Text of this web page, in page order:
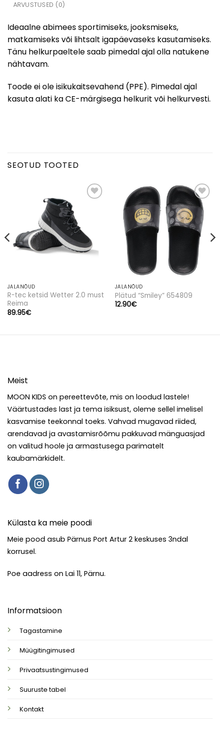
ARVUSTUSED (0)
Ideaalne abimees sportimiseks, jooksmiseks,
matkamiseks või lihtsalt igapäevaseks kasutamiseks.
Tänu helkurpaeltele saab pimedal ajal olla natukene
nähtavam.
Toode ei ole isikukaitsevahend (PPE). Pimedal ajal
kasuta alati ka CE-märgisega helkurit või helkurvesti.
SEOTUD TOOTED
soovinimekirja
JALANÕUD
R-tec ketsid Wetter 2.0 must
Reima
89.95€
Lisa
soovinimekirja
JALANÕUD
Plätud “Smiley” 654809
12.90€
Meist
MOON KIDS on pereettevõte, mis on loodud lastele!
Väärtustades last ja tema isiksust, oleme sellel imelisel
kasvamise teekonnal toeks. Vahvad mugavad riided,
arendavad ja avastamisrõõmu pakkuvad mänguasjad
on valitud hoole ja armastusega parimatelt
kaubamärkidelt.
Informatsioon
Tagastamine
Müügitingimused
Privaatsustingimused
Suuruste tabel
Kontakt
Külasta ka meie poodi
Meie pood asub Pärnus Port Artur 2 keskuses 3ndal
korrusel.
Poe aadress on Lai 11, Pärnu.